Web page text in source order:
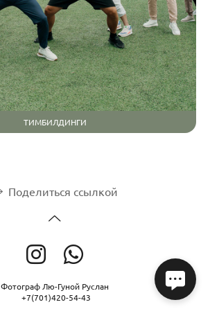
ТИМБИЛДИНГИ
Поделиться ссылкой
Фотограф Лю-Гуной Руслан
+7(701)420-54-43